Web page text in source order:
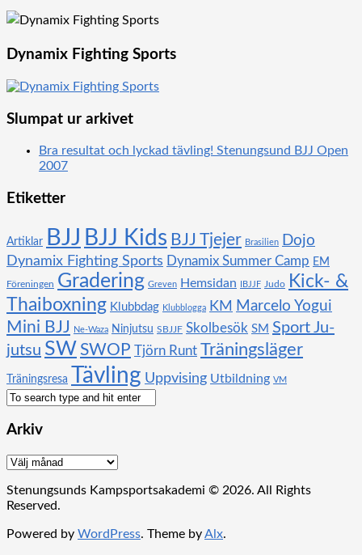
Dynamix Fighting Sports
Slumpat ur arkivet
Bra resultat och lyckad tävling! Stenungsund BJJ Open
2007
Etiketter
Artiklar BJJ BJJ Kids BJJ Tjejer Brasilien Dojo
Dynamix Fighting Sports Dynamix Summer Camp EM
Föreningen Gradering Greven Hemsidan IBJJF Judo
Kick- &
Thaiboxning Klubbdag Klubblogga KM Marcelo Yogui
Mini BJJ Ne-Waza Ninjutsu SBJJF Skolbesök SM Sport Ju-
jutsu SW SWOP Tjörn Runt Träningsläger
Träningsresa Tävling Uppvising Utbildning VM
Arkiv
Arkiv
Stenungsunds Kampsportsakademi © 2026. All Rights
Reserved.
Powered by WordPress. Theme byAlx.